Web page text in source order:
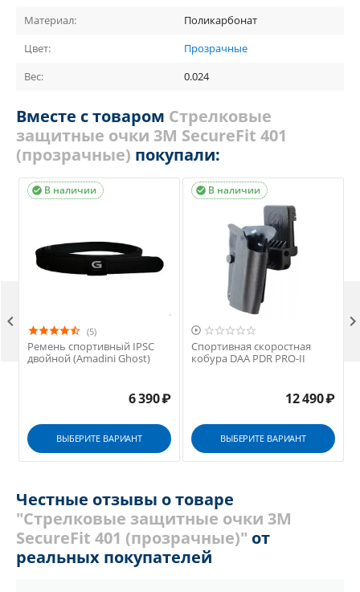
Материал:
Поликарбонат
Цвет:
Прозрачные
Вес:
0.024
Вместе с товаром Стрелковые
защитные очки 3М SecureFit 401
(прозрачные) покупали:
В наличии

(5)
Ремень спортивный IPSC
двойной (Amadini Ghost)
6 390₽
ВЫБЕРИТЕ ВАРИАНТ
В наличии


Спортивная скоростная
кобура DAA PDR PRO-II
12 490₽
ВЫБЕРИТЕ ВАРИАНТ

Честные отзывы о товаре
"Стрелковые защитные очки 3М
SecureFit 401 (прозрачные)" от
реальных покупателей